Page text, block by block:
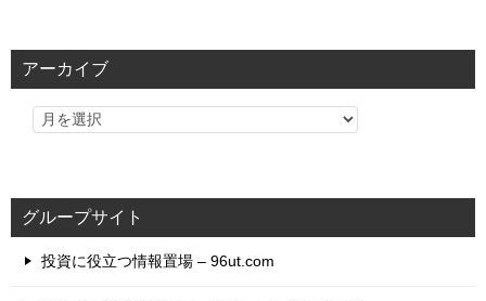
リ
アーカイブ
グループサイト
投資に役立つ情報置場 – 96ut.com